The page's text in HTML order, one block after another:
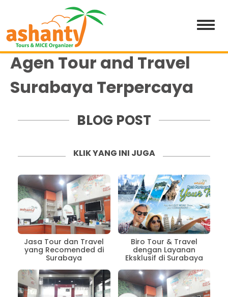
Agen Tour and Travel
Surabaya Terpercaya
BLOG POST
KLIK YANG INI JUGA
Jasa Tour dan Travel
yang Recomended di
Surabaya
Biro Tour & Travel
dengan Layanan
Eksklusif di Surabaya